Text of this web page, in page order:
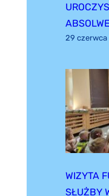
29
WIZYTA
SŁUŻBY